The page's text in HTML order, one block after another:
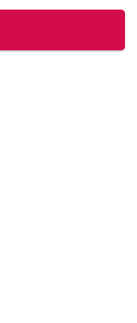
ンサーが実際に使用して
ているので、ぜひ